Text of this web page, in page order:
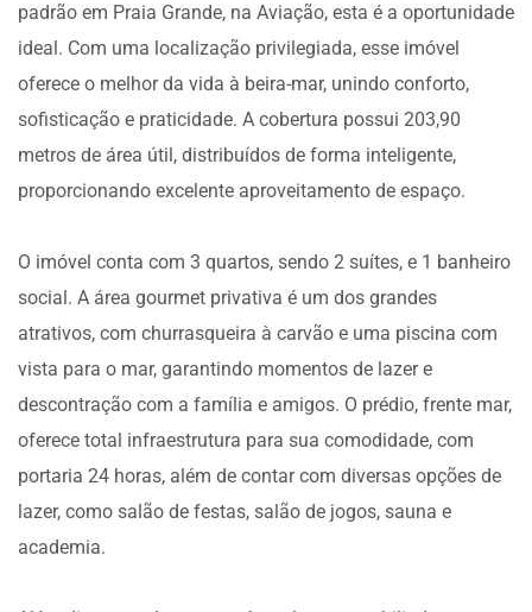
padrão em Praia Grande, na Aviação, esta é a oportunidade
ideal. Com uma localização privilegiada, esse imóvel
oferece o melhor da vida à beira-mar, unindo conforto,
sofisticação e praticidade. A cobertura possui 203,90
metros de área útil, distribuídos de forma inteligente,
proporcionando excelente aproveitamento de espaço.
O imóvel conta com 3 quartos, sendo 2 suítes, e 1 banheiro
social. A área gourmet privativa é um dos grandes
atrativos, com churrasqueira à carvão e uma piscina com
vista para o mar, garantindo momentos de lazer e
descontração com a família e amigos. O prédio, frente mar,
oferece total infraestrutura para sua comodidade, com
portaria 24 horas, além de contar com diversas opções de
lazer, como salão de festas, salão de jogos, sauna e
academia.